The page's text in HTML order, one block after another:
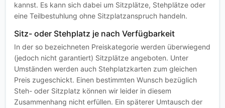
kannst. Es kann sich dabei um Sitzplätze, Stehplätze oder
eine Teilbestuhlung ohne Sitzplatzanspruch handeln.
Sitz- oder Stehplatz je nach Verfügbarkeit
In der so bezeichneten Preiskategorie werden überwiegend
(jedoch nicht garantiert) Sitzplätze angeboten. Unter
Umständen werden auch Stehplatzkarten zum gleichen
Preis zugeschickt. Einen bestimmten Wunsch bezüglich
Steh- oder Sitzplatz können wir leider in diesem
Zusammenhang nicht erfüllen. Ein späterer Umtausch der